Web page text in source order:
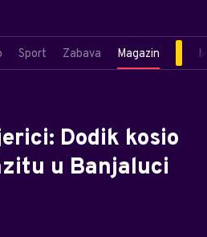
Sport Zabava Magazin
Dodik kosio
u Banjaluci